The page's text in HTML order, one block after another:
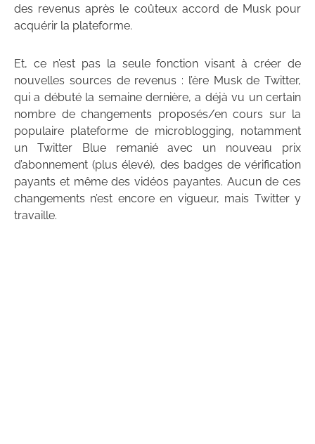
des revenus après le coûteux accord de Musk pour
acquérir la plateforme.
Et, ce n’est pas la seule fonction visant à créer de
nouvelles sources de revenus : l’ère Musk de Twitter,
qui a débuté la semaine dernière, a déjà vu un certain
nombre de changements proposés/en cours sur la
populaire plateforme de microblogging, notamment
un Twitter Blue remanié avec un nouveau prix
d’abonnement (plus élevé), des badges de vérification
payants et même des vidéos payantes. Aucun de ces
changements n’est encore en vigueur, mais Twitter y
travaille.